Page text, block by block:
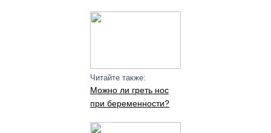
Читайте также:
Можно ли греть нос
при беременности?